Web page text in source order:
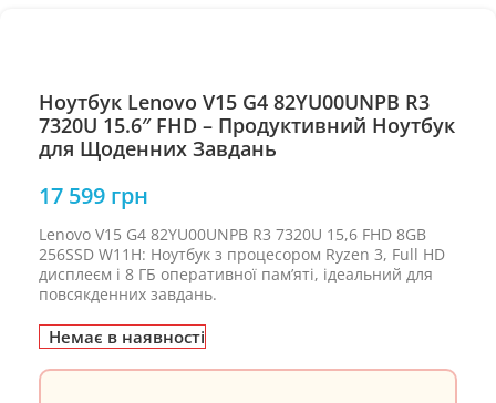
Ноутбук Lenovo V15 G4 82YU00UNPB R3
7320U 15.6″ FHD – Продуктивний Ноутбук
для Щоденних Завдань
17 599 грн
Lenovo V15 G4 82YU00UNPB R3 7320U 15,6 FHD 8GB
256SSD W11H: Ноутбук з процесором Ryzen 3, Full HD
дисплеєм і 8 ГБ оперативної пам’яті, ідеальний для
повсякденних завдань.
Немає в наявності